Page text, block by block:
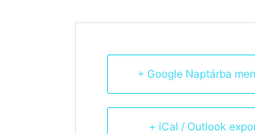
+ Google Naptárba
+ iCal / Outlook